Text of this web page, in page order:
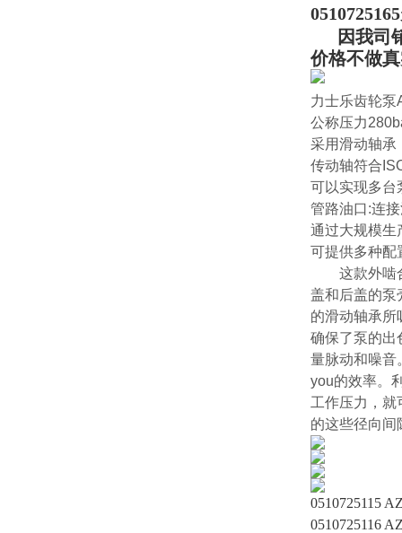
0510725165
因我司销
价格不做
力士乐齿轮泵
公称压力
采用滑动轴承
传动轴符合
可以实现多台
管路油口:连
通过大规模生
可提供多种配
这款外啮合
盖和后盖的泵
的滑动轴承所
确保了泵的出
量脉动和噪音
you的效率。
工作压力，就
的这些径向间
0510725115
0510725116